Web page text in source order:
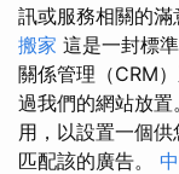
訊或服務相關的滿
搬家 這是一封標
關係管理（CRM
過我們的網站放置
用，以設置一個
匹配該的廣告。